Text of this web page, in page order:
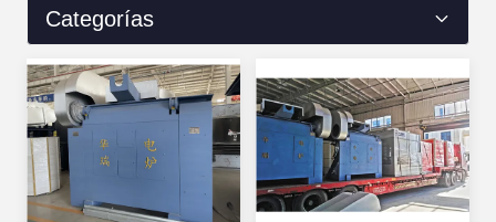
Categorías